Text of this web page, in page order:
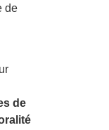
de
de